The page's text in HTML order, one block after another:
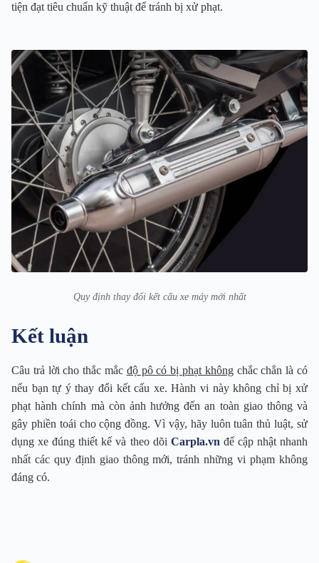
tiện đạt tiêu chuẩn kỹ thuật để tránh bị xử phạt.
Quy định thay đổi kết cấu xe máy mới nhất
Kết luận
Câu trả lời cho thắc mắc độ pô có bị phạt khôngchắc chắn là có
nếu bạn tự ý thay đổi kết cấu xe. Hành vi này không chỉ bị xử
phạt hành chính mà còn ảnh hưởng đến an toàn giao thông và
gây phiền toái cho cộng đồng. Vì vậy, hãy luôn tuân thủ luật, sử
dụng xe đúng thiết kế và theo dõi Carpla.vn để cập nhật nhanh
nhất các quy định giao thông mới, tránh những vi phạm không
đáng có.